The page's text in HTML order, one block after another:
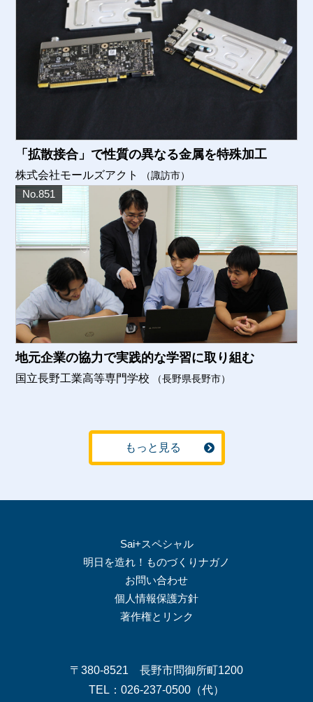
「拡散接合」で性質の異なる金属を特殊加工
株式会社モールズアクト （諏訪市）
No.851
地元企業の協力で実践的な学習に取り組む
国立長野工業高等専門学校 （長野県長野市）
もっと見る
Sai+スペシャル
明日を造れ！ものづくりナガノ
お問い合わせ
個人情報保護方針
著作権とリンク
〒380-8521 長野市問御所町1200
TEL：026-237-0500（代）